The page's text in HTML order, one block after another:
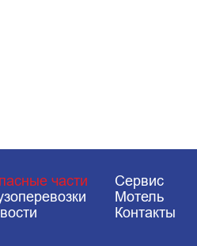
части
Сервис
Мотель
Контакты